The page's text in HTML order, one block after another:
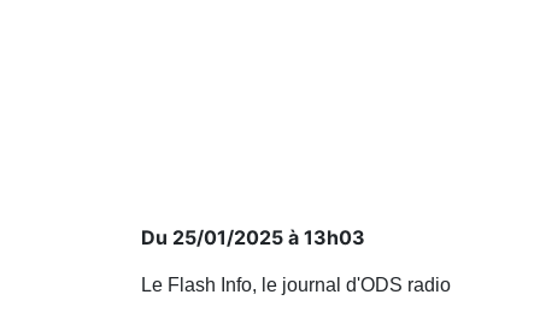
Du 25/01/2025 à 13h03
Le Flash Info, le journal d'ODS radio